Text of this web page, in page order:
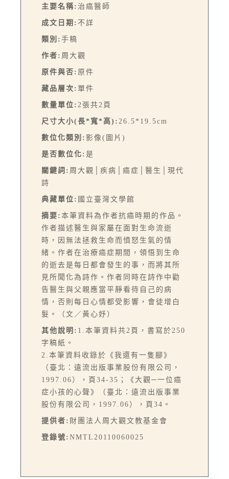
主要名稱: 治癌醫師
成文日期: 不詳
類別: 手稿
作者: 周大觀
原件與否: 原件
藏品層次: 單件
數量單位: 2張共2頁
尺寸大小(長*寬*高): 26.5*19.5cm
數位化類別: 影像(圖片)
是否數位化: 是
關鍵詞: 周大觀│疾病│癌症│醫生│現代
詩
典藏單位: 國立臺灣文學館
摘要: 本筆資料為作者抗癌時期的作品。
作者描述醫生與家屬在面對生命流逝
時，因無法拯救生命而憤怒生氣的情
緒。作者在治療癌症期間，領悟到生命
的逝去是每日都會發生的事，而將其所
見所聞化為詩作。作者同時在詩作中勸
告醫生與父親應當平靜看待自己的病
情，否則每日心情都受影響，會徒增白
髮。（文／黃心妤）
其他說明: 1.本筆資料共2頁，書寫於250
字稿紙。
2.本筆資料收錄於《我還有一隻腳》
（臺北：遠流出版事業股份有限公司，
1997.06），頁34-35；《大觀─一位癌
症小孩的心聲》（臺北：遠流出版事業
股份有限公司，1997.06），頁34。
提供者: 財團法人周大觀文教基金會
登錄號: NMTL20110060025